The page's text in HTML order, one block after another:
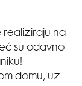
realiziraju na
su odavno
domu, uz